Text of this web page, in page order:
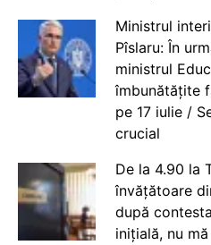
Ministrul
Pîslaru: În
ministrul
îmbunătățite
pe 17 iulie /
crucial
De la 4.90 la
învățătoare
după
inițială, nu